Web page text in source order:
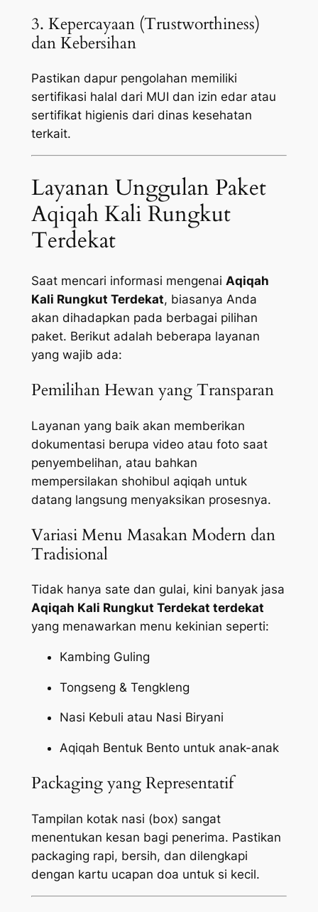
3. Kepercayaan (Trustworthiness)
dan Kebersihan
Pastikan dapur pengolahan memiliki
sertifikasi halal dari MUI dan izin edar atau
sertifikat higienis dari dinas kesehatan
terkait.
Layanan Unggulan Paket
Aqiqah Kali Rungkut
Terdekat
Saat mencari informasi mengenai Aqiqah
Kali Rungkut Terdekat, biasanya Anda
akan dihadapkan pada berbagai pilihan
paket. Berikut adalah beberapa layanan
yang wajib ada:
Pemilihan Hewan yang Transparan
Layanan yang baik akan memberikan
dokumentasi berupa video atau foto saat
penyembelihan, atau bahkan
mempersilakan shohibul aqiqah untuk
datang langsung menyaksikan prosesnya.
Variasi Menu Masakan Modern dan
Tradisional
Tidak hanya sate dan gulai, kini banyak jasa
Aqiqah Kali Rungkut Terdekat terdekat
yang menawarkan menu kekinian seperti:
Kambing Guling
Tongseng & Tengkleng
Nasi Kebuli atau Nasi Biryani
Aqiqah Bentuk Bento untuk anak-anak
Packaging yang Representatif
Tampilan kotak nasi (box) sangat
menentukan kesan bagi penerima. Pastikan
packaging rapi, bersih, dan dilengkapi
dengan kartu ucapan doa untuk si kecil.